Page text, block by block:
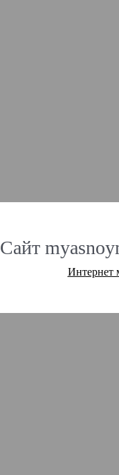
Сайт
Интернет